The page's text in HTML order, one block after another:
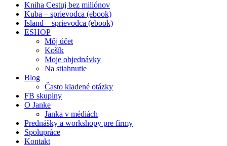
Kniha Cestuj bez miliónov
Kuba – sprievodca (ebook)
Island – sprievodca (ebook)
ESHOP
Môj účet
Košík
Moje objednávky
Na stiahnutie
Blog
Často kladené otázky
FB skupiny
O Janke
Janka v médiách
Prednášky a workshopy pre firmy
Spolupráce
Kontakt